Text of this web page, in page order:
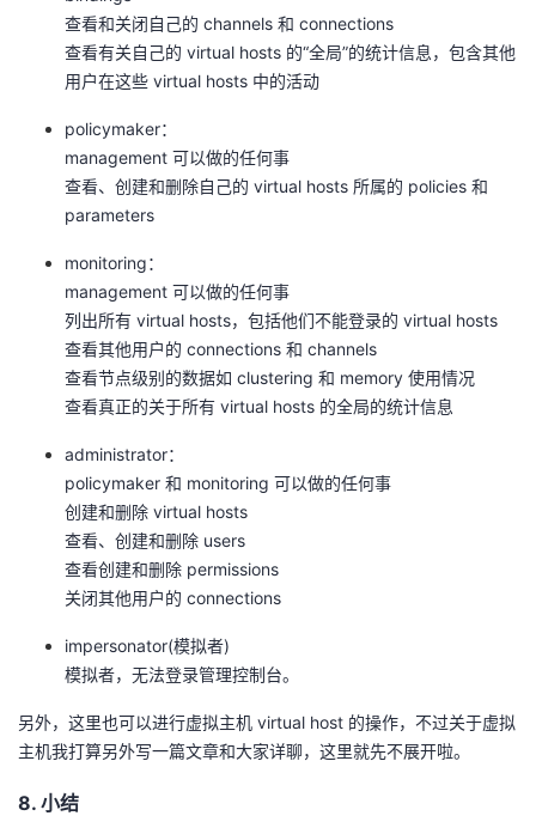
查看和关闭自己的 channels 和 connections
查看有关自己的 virtual hosts 的“全局”的统计信息，包含其他
用户在这些 virtual hosts 中的活动
policymaker：
management 可以做的任何事
查看、创建和删除自己的 virtual hosts 所属的 policies 和
parameters
monitoring：
management 可以做的任何事
列出所有 virtual hosts，包括他们不能登录的 virtual hosts
查看其他用户的 connections 和 channels
查看节点级别的数据如 clustering 和 memory 使用情况
查看真正的关于所有 virtual hosts 的全局的统计信息
administrator：
policymaker 和 monitoring 可以做的任何事
创建和删除 virtual hosts
查看、创建和删除 users
查看创建和删除 permissions
关闭其他用户的 connections
impersonator(模拟者)
模拟者，无法登录管理控制台。
另外，这里也可以进行虚拟主机 virtual host 的操作，不过关于虚拟
主机我打算另外写一篇文章和大家详聊，这里就先不展开啦。
8. 小结